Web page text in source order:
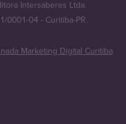
Intersaberes Ltda.
0001-04 - Curitiba-PR.
Marketing Digital Curitiba